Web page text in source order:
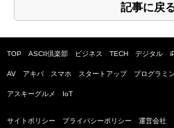
記事に戻
TOP ASCII倶楽部 ビジネス TECH デジタル
AV アキバ スマホ スタートアップ プログラミ
アスキーグルメ IoT
サイトポリシー プライバシーポリシー 運営会社